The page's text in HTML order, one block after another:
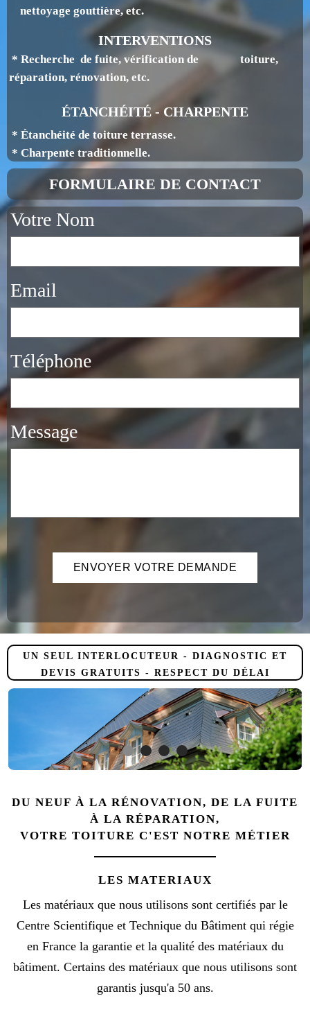
nettoyage gouttière, etc.
INTERVENTIONS
* Recherche de fuite, vérification de toiture,
réparation, rénovation, etc.
ÉTANCHÉITÉ - CHARPENTE
* Étanchéité de toiture terrasse.
* Charpente traditionnelle.
FORMULAIRE DE CONTACT
Votre Nom
Email
Téléphone
Message
UN SEUL INTERLOCUTEUR - DIAGNOSTIC ET
DEVIS GRATUITS - RESPECT DU DÉLAI
DU NEUF À LA RÉNOVATION, DE LA FUITE
À LA RÉPARATION,
VOTRE TOITURE C'EST NOTRE MÉTIER
LES MATERIAUX
Les matériaux que nous utilisons sont certifiés par le
Centre Scientifique et Technique du Bâtiment qui régie
en France la garantie et la qualité des matériaux du
bâtiment. Certains des matériaux que nous utilisons sont
garantis jusqu'a 50 ans.